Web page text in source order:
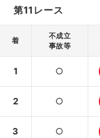
第11レース
着
不成立
事故等
1 ○
2 ○
3 ○